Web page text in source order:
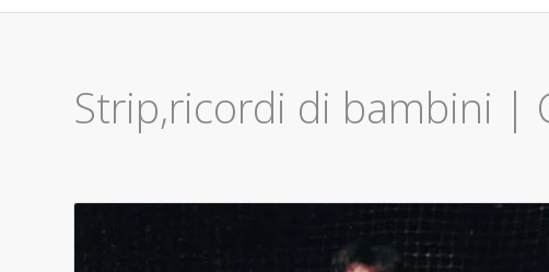
Strip,ricordi di bambini |